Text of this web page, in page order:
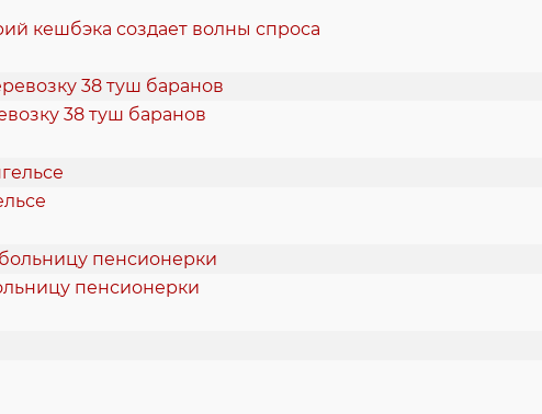
кешбэка создает волны спроса
38 туш баранов
пенсионерки